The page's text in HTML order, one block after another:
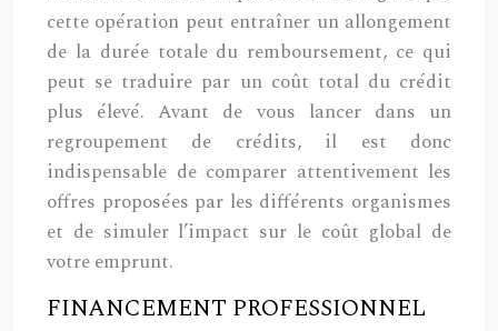
cette opération peut entraîner un allongement
de la durée totale du remboursement, ce qui
peut se traduire par un coût total du crédit
plus élevé. Avant de vous lancer dans un
regroupement de crédits, il est donc
indispensable de comparer attentivement les
offres proposées par les différents organismes
et de simuler l’impact sur le coût global de
votre emprunt.
FINANCEMENT PROFESSIONNEL